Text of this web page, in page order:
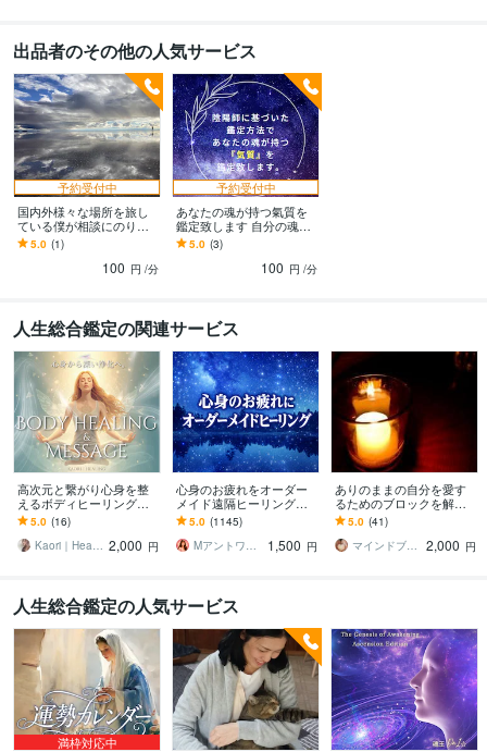
出品者のその他の人気サービス
予約受付中
国内外様々な場所を旅し
ている僕が相談にのりま
す 旅に関するアドバイス
や小さな疑問にお答えし
5.0 (1)
100 円 /分
予約受付中
あなたの魂が持つ氣質を
鑑定致します 自分の魂の
持つ氣質を知れば人生の
方向性が分かる
5.0 (3)
100 円 /分
人生総合鑑定の関連サービス
高次元と繋がり心身を整
えるボディヒーリングを
します 体や心の不調エネ
ルギーを調整し本来のエ
ネルギーへ戻します
5.0 (16)
Kaori｜Healing 2,000 円
心身のお疲れをオーダー
メイド遠隔ヒーリングし
ます お疲れが取れない、
スッキリしない❤基本即レ
スです❤
5.0 (1145)
Mアントワネット＠駆け込み寺
1,500 円
ありのままの自分を愛す
るためのブロックを解除
します 1度このブロック解
除を受けたリピーターの
方限定！
5.0 (41)
マインドブロックバスター颯（soul）
2,000 円
人生総合鑑定の人気サービス
満枠対応中